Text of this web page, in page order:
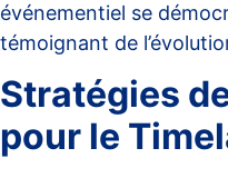
événementiel se
témoignant de
Stratégies
pour le